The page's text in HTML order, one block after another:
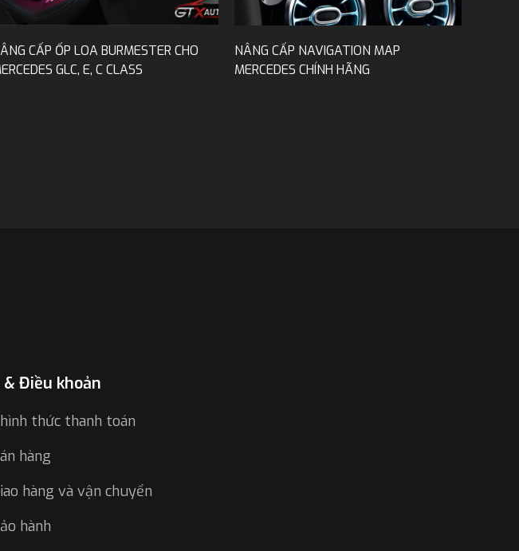
CẤP ỐP LOA BURMESTER CHO
GLC, E, C CLASS
NÂNG CẤP NAVIGATION MAP
MERCEDES CHÍNH HÃNG
& Điều khoản
thức thanh toán
hàng
hàng và vận chuyển
hành